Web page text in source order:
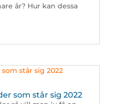
år? Hur kan dessa
som står sig 2022